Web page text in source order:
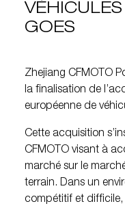
GOES
Zhejiang CFMOTO
la finalisation de
européenne de
Cette acquisition
CFMOTO visant à
marché sur le
terrain. Dans un
compétitif et